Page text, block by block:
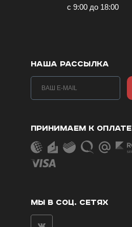
с 9:00 до 18:00
НАША РАССЫЛКА
ПРИНИМАЕМ К ОПЛАТЕ
МЫ В СОЦ. СЕТЯХ